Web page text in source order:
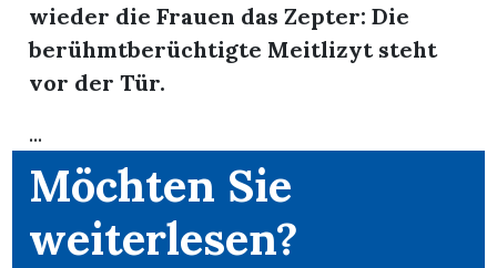
wieder die Frauen das Zepter: Die
berühmtberüchtigte Meitlizyt steht
vor der Tür.
...
Möchten Sie
weiterlesen?